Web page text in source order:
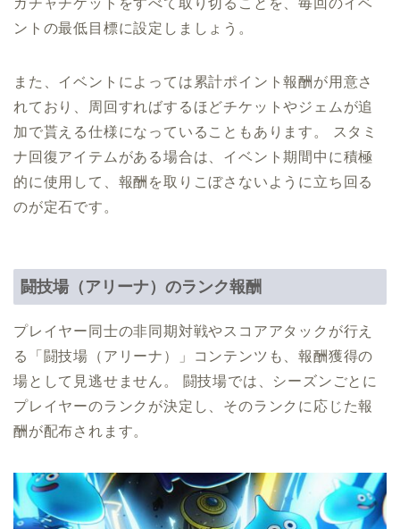
ガチャチケットをすべて取り切ることを、毎回のイベ
ントの最低目標に設定しましょう。
また、イベントによっては累計ポイント報酬が用意さ
れており、周回すればするほどチケットやジェムが追
加で貰える仕様になっていることもあります。 スタミ
ナ回復アイテムがある場合は、イベント期間中に積極
的に使用して、報酬を取りこぼさないように立ち回る
のが定石です。
闘技場（アリーナ）のランク報酬
プレイヤー同士の非同期対戦やスコアアタックが行え
る「闘技場（アリーナ）」コンテンツも、報酬獲得の
場として見逃せません。 闘技場では、シーズンごとに
プレイヤーのランクが決定し、そのランクに応じた報
酬が配布されます。